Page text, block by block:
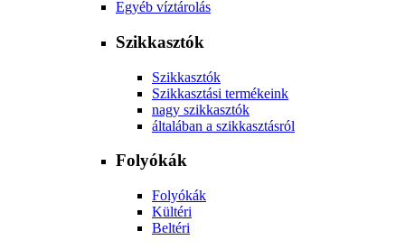
Egyéb víztárolás
Szikkasztók
Szikkasztók
Szikkasztási termékeink
nagy szikkasztók
általában a szikkasztásról
Folyókák
Folyókák
Kültéri
Beltéri